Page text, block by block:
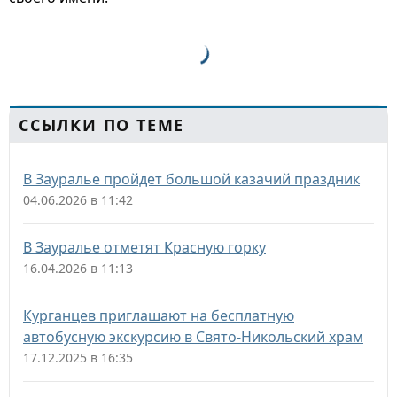
ССЫЛКИ ПО ТЕМЕ
В Зауралье пройдет большой казачий праздник
04.06.2026 в 11:42
В Зауралье отметят Красную горку
16.04.2026 в 11:13
Курганцев приглашают на бесплатную
автобусную экскурсию в Свято-Никольский храм
17.12.2025 в 16:35